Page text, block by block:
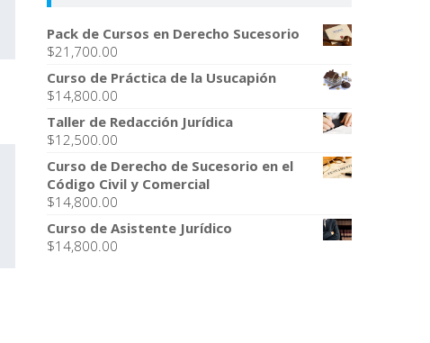
Pack de Cursos en Derecho Sucesorio
$21,700.00
Curso de Práctica de la Usucapión
$14,800.00
Taller de Redacción Jurídica
$12,500.00
Curso de Derecho de Sucesorio en el
Código Civil y Comercial
$14,800.00
Curso de Asistente Jurídico
$14,800.00